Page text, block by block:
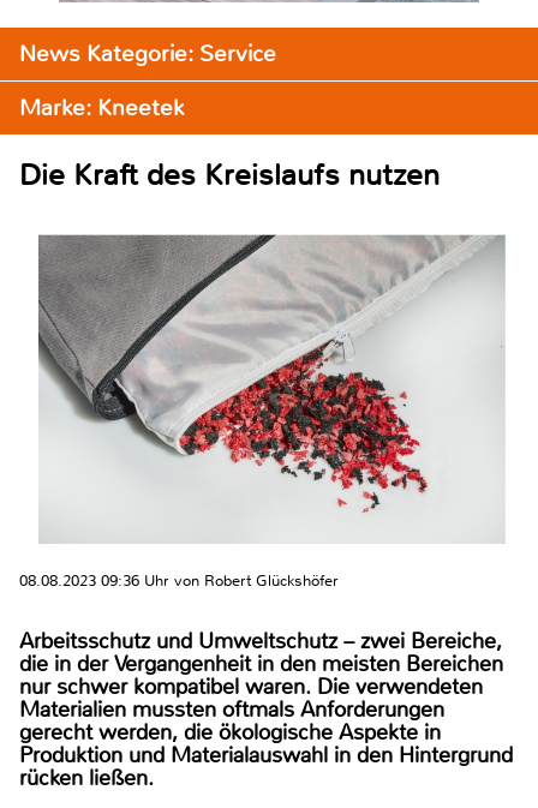
News Kategorie: Service
Marke: Kneetek
Die Kraft des Kreislaufs nutzen
08.08.2023 09:36 Uhr von Robert Glückshöfer
Arbeitsschutz und Umweltschutz – zwei Bereiche,
die in der Vergangenheit in den meisten Bereichen
nur schwer kompatibel waren. Die verwendeten
Materialien mussten oftmals Anforderungen
gerecht werden, die ökologische Aspekte in
Produktion und Materialauswahl in den Hintergrund
rücken ließen.